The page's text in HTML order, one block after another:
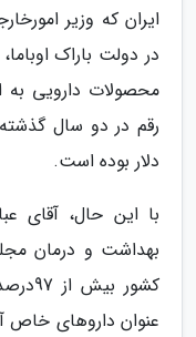
ایران که وزیر
محصولات دارویی به
دلار بوده است.
با این حال، آقای
بهداشت و درمان
کشور
عنوان داروهای خاص